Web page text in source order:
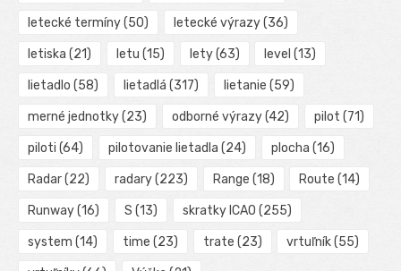
letecké termíny(50) letecké výrazy(36)
letiska (21) letu (15) lety(63) level (13)
lietadlo (58) lietadlá (317) lietanie (59)
merné jednotky(23) odborné výrazy(42) pilot (71)
piloti (64) pilotovanie lietadla (24) plocha (16)
Radar(22) radary(223) Range (18) Route (14)
Runway(16) S (13) skratky ICAO (255)
system (14) time (23) trate (23) vrtuľník(55)